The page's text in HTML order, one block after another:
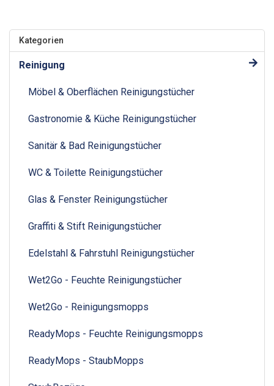
Kategorien
Reinigung
Möbel & Oberflächen Reinigungstücher
Gastronomie & Küche Reinigungstücher
Sanitär & Bad Reinigungstücher
WC & Toilette Reinigungstücher
Glas & Fenster Reinigungstücher
Graffiti & Stift Reinigungstücher
Edelstahl & Fahrstuhl Reinigungstücher
Wet2Go - Feuchte Reinigungstücher
Wet2Go - Reinigungsmopps
ReadyMops - Feuchte Reinigungsmopps
ReadyMops - StaubMopps